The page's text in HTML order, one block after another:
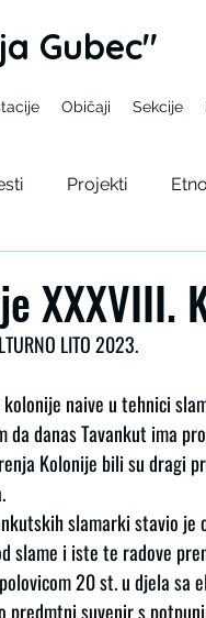
Gubec"
Običaji Sekcije
Projekti
XXXVIII.
LITO 2023.
kolonije naive u tehnici
da danas Tavankut ima
Kolonije bili su dragi
slamarki stavio je
slame i iste te radove
20 st. u djela sa
predmtni suvenir s